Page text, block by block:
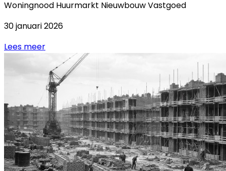
Woningnood Huurmarkt NieuwbouwVastgoed
30 januari 2026
Lees meer